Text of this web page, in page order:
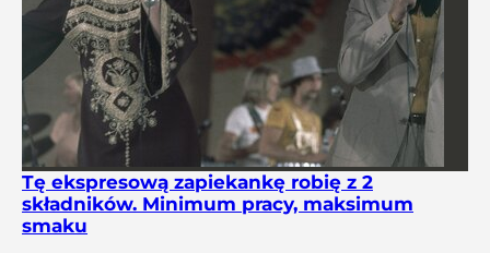
Tę ekspresową zapiekankę robię z 2
składników. Minimum pracy, maksimum
smaku